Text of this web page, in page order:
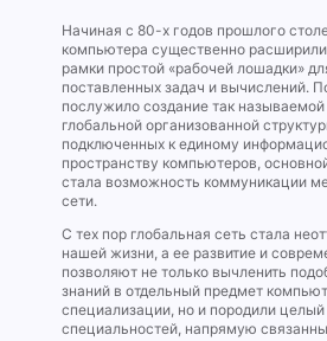
Начиная с 80-х годов прошлого
компьютера существенно
рамки простой «рабочей лошадки»
поставленных задач и вычислений.
послужило создание так
глобальной организованной
подключенных к единому
пространству компьютеров,
стала возможность коммуникации
сети.
С тех пор глобальная сеть стала
нашей жизни, а ее развитие и
позволяют не только вычленить
знаний в отдельный предмет
специализации, но и породили
специальностей, напрямую